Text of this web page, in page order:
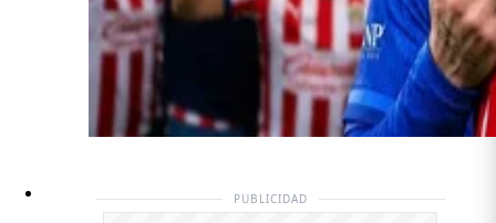
PUBLICIDAD